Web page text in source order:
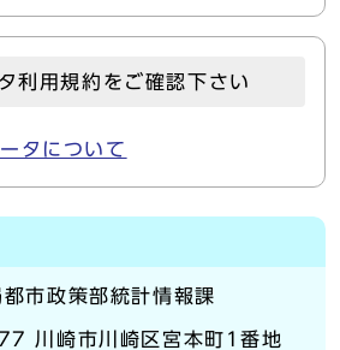
利用規約をご確認下さい
タについて
市政策部統計情報課
川崎市川崎区宮本町1番地